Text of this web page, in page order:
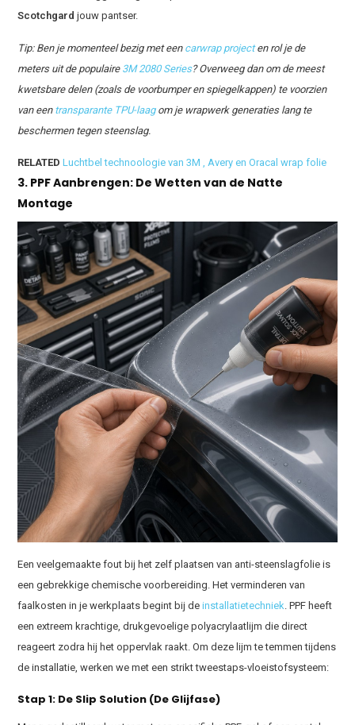
Scotchgard jouw pantser.
Tip: Ben je momenteel bezig met een carwrap projecten rol je de
meters uit de populaire 3M 2080 Series? Overweeg dan om de meest
kwetsbare delen (zoals de voorbumper en spiegelkappen) te voorzien
van een transparante TPU-laagom je wrapwerk generaties lang te
beschermen tegen steenslag.
RELATED Luchtbel technoologie van 3M , Avery en Oracal wrap folie
3. PPF Aanbrengen: De Wetten van de Natte
Montage
Een veelgemaakte fout bij het zelf plaatsen van anti-steenslagfolie is
een gebrekkige chemische voorbereiding . Het verminderen van
faalkosten in je werkplaats begint bij deinstallatietechniek . PPF heeft
een extreem krachtige, drukgevoelige polyacrylaatlijm die direct
reageert zodra hij het oppervlak raakt. Om deze lijm te temmen tijdens
de installatie, werken we met een strikt tweestaps-vloeistofsysteem:
Stap 1: De Slip Solution (De Glijfase)